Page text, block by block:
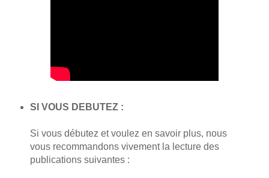
SI VOUS DEBUTEZ :
Si vous débutez et voulez en savoir plus, nous
vous recommandons vivement la lecture des
publications suivantes :